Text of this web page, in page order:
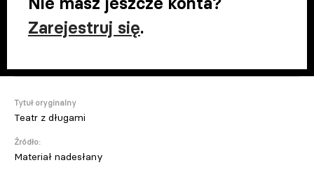
Zarejestruj się.
Tytuł oryginalny
Teatr z długami
Źródło:
Materiał nadesłany